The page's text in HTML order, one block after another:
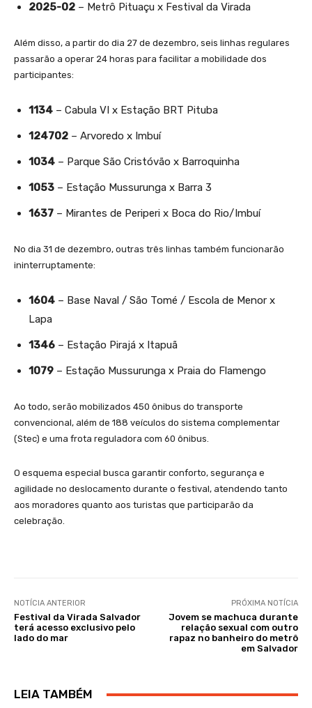
2025-02 – Metrô Pituaçu x Festival da Virada
Além disso, a partir do dia 27 de dezembro, seis linhas regulares
passarão a operar 24 horas para facilitar a mobilidade dos
participantes:
1134 – Cabula VI x Estação BRT Pituba
124702 – Arvoredo x Imbuí
1034 – Parque São Cristóvão x Barroquinha
1053 – Estação Mussurunga x Barra 3
1637 – Mirantes de Periperi x Boca do Rio/Imbuí
No dia 31 de dezembro, outras três linhas também funcionarão
ininterruptamente:
1604 – Base Naval / São Tomé / Escola de Menor x
Lapa
1346 – Estação Pirajá x Itapuã
1079 – Estação Mussurunga x Praia do Flamengo
Ao todo, serão mobilizados 450 ônibus do transporte
convencional, além de 188 veículos do sistema complementar
(Stec) e uma frota reguladora com 60 ônibus.
O esquema especial busca garantir conforto, segurança e
agilidade no deslocamento durante o festival, atendendo tanto
aos moradores quanto aos turistas que participarão da
celebração.
NOTÍCIA ANTERIOR
Festival da Virada Salvador
terá acesso exclusivo pelo
lado do mar
PRÓXIMA NOTÍCIA
Jovem se machuca durante
relação sexual com outro
rapaz no banheiro do metrô
em Salvador
LEIA TAMBÉM